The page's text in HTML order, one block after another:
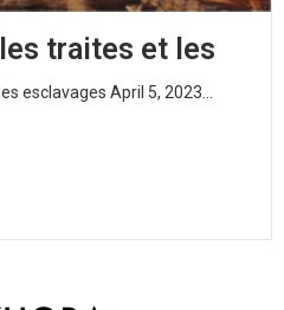
traites et les
esclavages April 5, 2023...